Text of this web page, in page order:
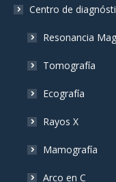
Centro de
Resonancia
Tomografía
Ecografía
Rayos X
Mamografía
Arco en C